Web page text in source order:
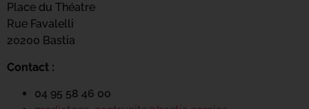
Place du Théatre
Rue Favalelli
20200 Bastia
Contact :
04 95 58 46 00